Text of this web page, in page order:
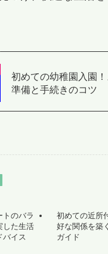
初めての幼稚園入園
準備と手続きのコツ
トのバラ
した生活
バイス
初めての近所
好な関係を築
ガイド